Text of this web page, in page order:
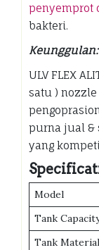
penyemprot
bakteri.
Keunggulan:
ULV FLEX
satu )
purna jual &
yang
Model
Tank
Tank Material